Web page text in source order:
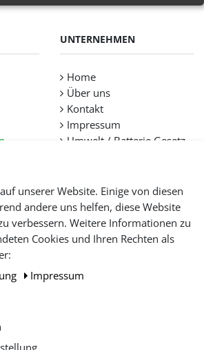
unserer Website. Einige von diesen
andere uns helfen, diese Website
verbessern. Weitere Informationen zu
Cookies und Ihren Rechten als
Impressum
UNTERNEHMEN
Home
Über uns
Kontakt
Impressum
Umwelt / Batterie Gesetz